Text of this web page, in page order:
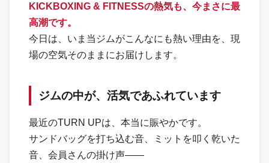
KICKBOXING & FITNESSの熱気も、今まさに最
高潮です。
今日は、いま当ジムがこんなにも熱い理由を、現
場の空気そのままにお届けします。
ジムの中が、活気であふれています
最近のTURN UPは、本当に賑やかです。
サンドバッグを打ち込む音、ミットを叩く乾いた
音、会員さんの掛け声——